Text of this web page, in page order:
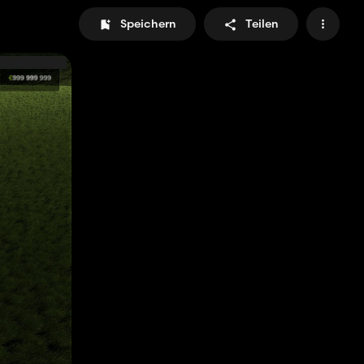
Speichern Teilen